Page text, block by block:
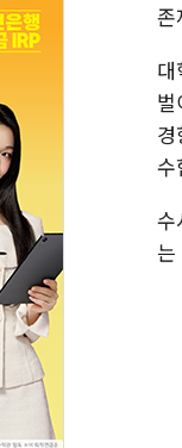
존
수
수